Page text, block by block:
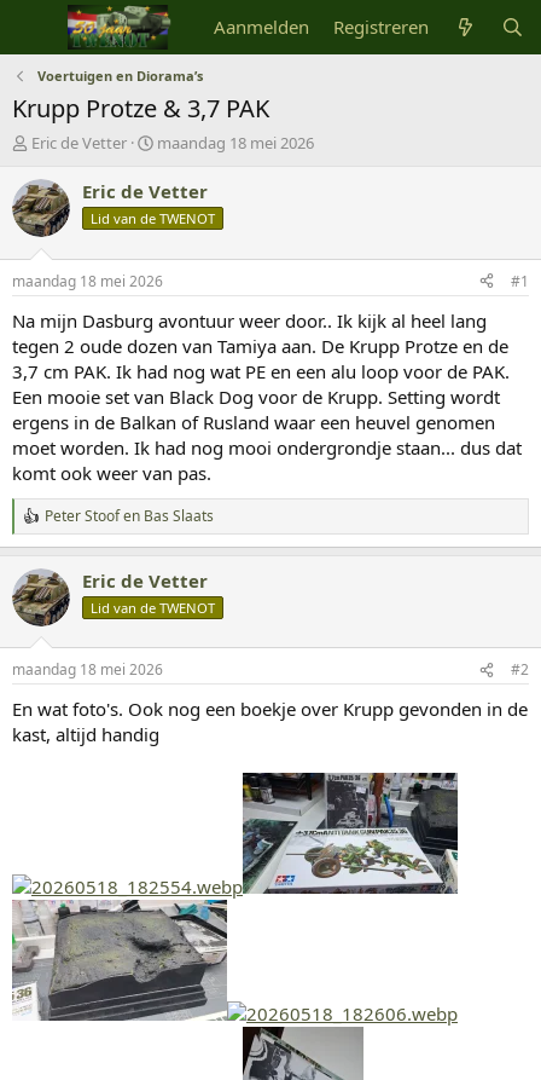
Aanmelden Registreren
Voertuigen en Diorama’s
Krupp Protze & 3,7 PAK
O
d
e
r
w
r
p
t
a
r
t
e
r
Eric de Vetter
S
a
r
t
a
t
u
maandag 18 mei 2026
Eric de Vetter
Lid van de TWENOT
maandag 18 mei 2026 #1
Na mijn Dasburg avontuur weer door.. Ik kijk al heel lang
tegen 2 oude dozen van Tamiya aan. De Krupp Protze en de
3,7 cm PAK. Ik had nog wat PE en een alu loop voor de PAK.
Een mooie set van Black Dog voor de Krupp. Setting wordt
ergens in de Balkan of Rusland waar een heuvel genomen
moet worden. Ik had nog mooi ondergrondje staan... dus dat
komt ook weer van pas.
W
a
r
d
e
n
e
n
Peter Stoofen Bas Slaats
Eric de Vetter
Lid van de TWENOT
maandag 18 mei 2026 #2
En wat foto's. Ook nog een boekje over Krupp gevonden in de
kast, altijd handig